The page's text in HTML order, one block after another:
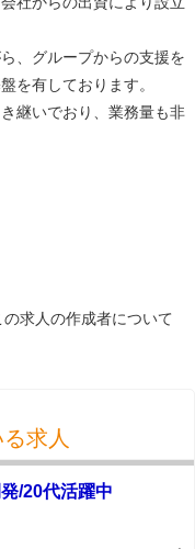
、グループからの支援を
を有しております。
継いでおり、業務量も非
の求人の作成者について
求人
/20代活躍中